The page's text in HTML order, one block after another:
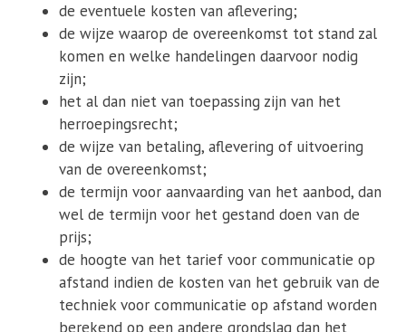
de eventuele kosten van aflevering;
de wijze waarop de overeenkomst tot stand zal
komen en welke handelingen daarvoor nodig
zijn;
het al dan niet van toepassing zijn van het
herroepingsrecht;
de wijze van betaling, aflevering of uitvoering
van de overeenkomst;
de termijn voor aanvaarding van het aanbod, dan
wel de termijn voor het gestand doen van de
prijs;
de hoogte van het tarief voor communicatie op
afstand indien de kosten van het gebruik van de
techniek voor communicatie op afstand worden
berekend op een andere grondslag dan het